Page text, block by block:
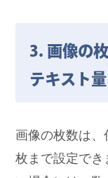
3. 画像の
テキスト
画像の枚数は
枚まで設定でき